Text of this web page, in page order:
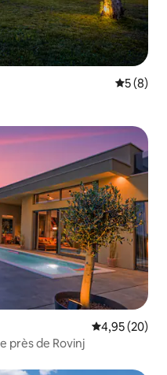
5 (8)
Évaluation
4,95 (20)
près de Rovinj